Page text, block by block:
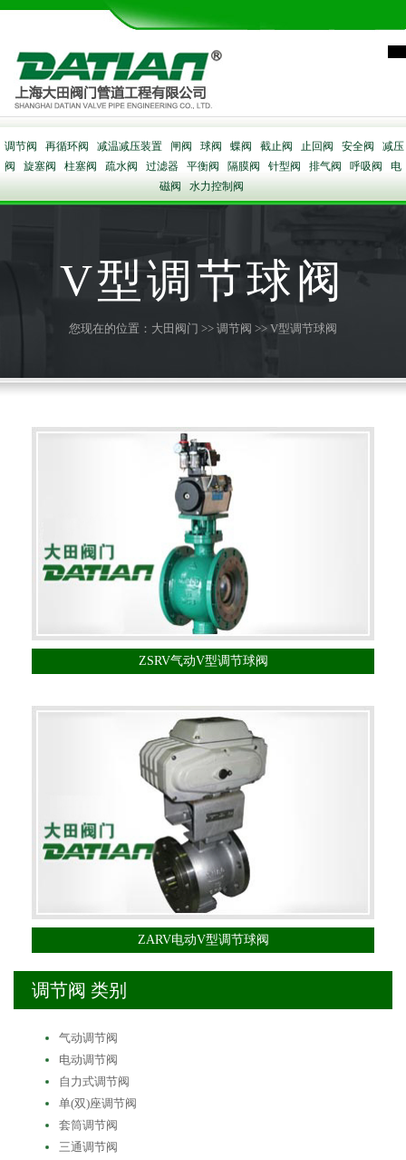
调节阀 再循环阀 减温减压装置 闸阀 球阀 蝶阀 截止阀 止回阀 安全阀
减压
阀
旋塞阀 柱塞阀 疏水阀 过滤器 平衡阀 隔膜阀 针型阀 排气阀 呼吸阀
电
磁阀
水力控制阀
V型调节球阀
您现在的位置： 大田阀门 >> 调节阀 >> V型调节球阀
ZSRV气动V型调节球阀
ZARV电动V型调节球阀
调节阀 类别
气动调节阀
电动调节阀
自力式调节阀
单(双)座调节阀
套筒调节阀
三通调节阀